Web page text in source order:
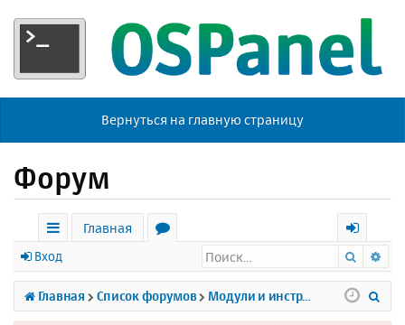
Вернуться на главную страницу
Форум
с
ы
л
Главная
р
у
х
о
д
Вход Поиск
Главная Список форумов Модули и инструменты